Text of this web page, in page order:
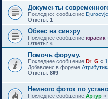
Документы
Последнее сообщение Djuraevje
Ответы: 1
Обвес на синхру
Последнее сообщение юрасик
Ответы: 4
Помочь форуму.
Последнее сообщение Dr_G «
Добавлено в форуме
Ответы: 809
Немного фоток по
Последнее сообщение Артур «